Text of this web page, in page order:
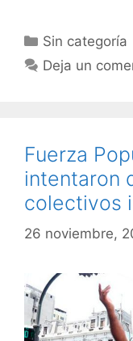
Sin categoría
Deja un
Fuerza
intentaron
colectivos
26 noviembre,